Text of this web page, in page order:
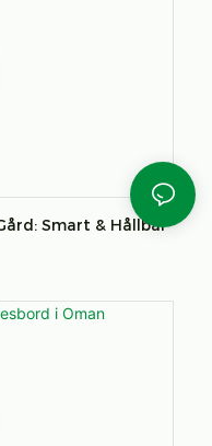
Smart & Hållbar